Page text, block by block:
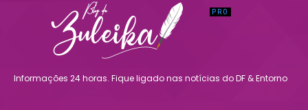
Informações 24 horas. Fique ligado nas notícias do DF & Entorno